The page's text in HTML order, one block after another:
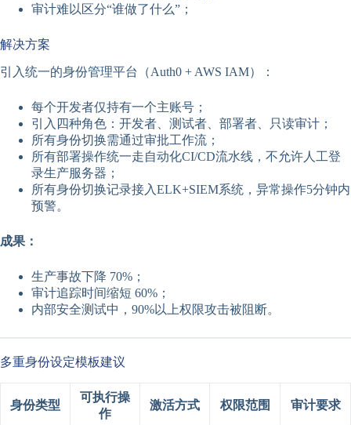
审计难以区分“谁做了什么”；
解决方案
引入统一的身份管理平台（Auth0 + AWS IAM）：
每个开发者仅持有一个主账号；
引入四种角色：开发者、测试者、部署者、只读审计；
所有身份切换需通过审批工作流；
所有部署操作统一走自动化CI/CD流水线，不允许人工登
录生产服务器；
所有身份切换记录接入ELK+SIEM系统，异常操作5分钟内
预警。
成果：
生产事故下降 70%；
审计追踪时间缩短 60%；
内部安全测试中，90%以上权限攻击被阻断。
多重身份设定模板建议
身份类型
可执行操
作
激活方式 权限范围 审计要求